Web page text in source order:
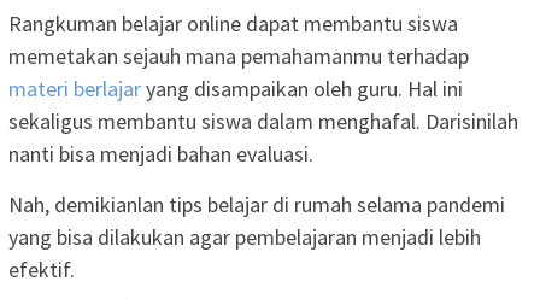
Rangkuman belajar online dapat membantu siswa
memetakan sejauh mana pemahamanmu terhadap
materi berlajaryang disampaikan oleh guru. Hal ini
sekaligus membantu siswa dalam menghafal. Darisinilah
nanti bisa menjadi bahan evaluasi.
Nah, demikianlan tips belajar di rumah selama pandemi
yang bisa dilakukan agar pembelajaran menjadi lebih
efektif.